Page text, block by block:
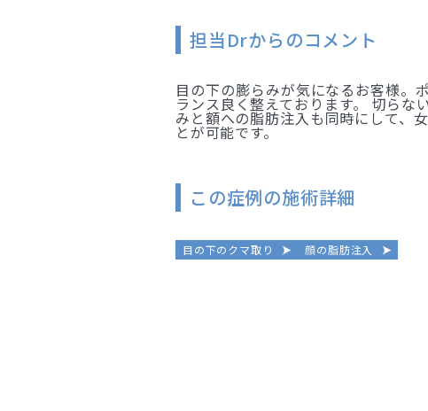
担当Drからのコメント
目の下の膨らみが気になるお客様。
ランス良く整えております。 切ら
みと額への脂肪注入も同時にして、
とが可能です。
この症例の施術詳細
目の下のクマ取り 顔の脂肪注入